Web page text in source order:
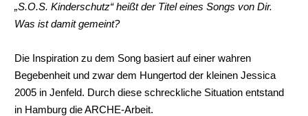
„S.O.S. Kinderschutz“ heißt der Titel eines Songs von Dir.
Was ist damit gemeint?
Die Inspiration zu dem Song basiert auf einer wahren
Begebenheit und zwar dem Hungertod der kleinen Jessica
2005 in Jenfeld. Durch diese schreckliche Situation entstand
in Hamburg die ARCHE-Arbeit.